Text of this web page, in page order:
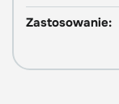
Zastosowanie: